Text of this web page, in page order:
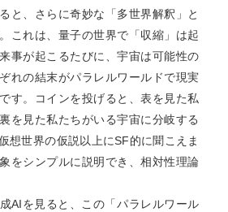
と、さらに奇妙な「多世界解釈」と
これは、量子の世界で「収縮」は起
事が起こるたびに、宇宙は可能性の
れの結末がパラレルワールドで現実
す。コインを投げると、表を見た私
を見た私たちがいる宇宙に分岐する
想世界の仮説以上にSF的に聞こえま
をシンプルに説明でき、相対性理論
AIを見ると、この「パラレルワール